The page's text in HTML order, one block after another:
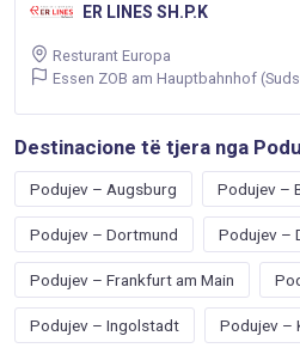
ER LINES SH.P.K
Resturant Europa
Essen ZOB am Hauptbahnhof
Destinacione të tjera nga
Podujev – Augsburg Podujev –
Podujev – Dortmund Podujev –
Podujev – Frankfurt am Main
Podujev – Ingolstadt Podujev –